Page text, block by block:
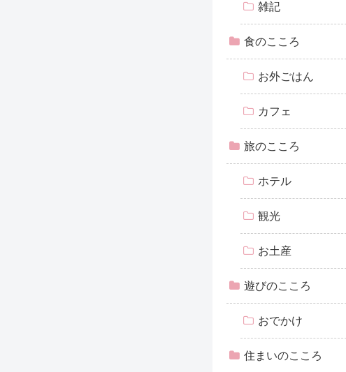
雑記
食のこころ
お外ごはん
カフェ
旅のこころ
ホテル
観光
お土産
遊びのこころ
おでかけ
住まいのこころ